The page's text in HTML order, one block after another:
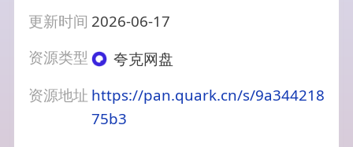
更新时间 2026-06-17
资源类型
夸克网盘
资源地址 https://pan.quark.cn/s/9a344218
75b3